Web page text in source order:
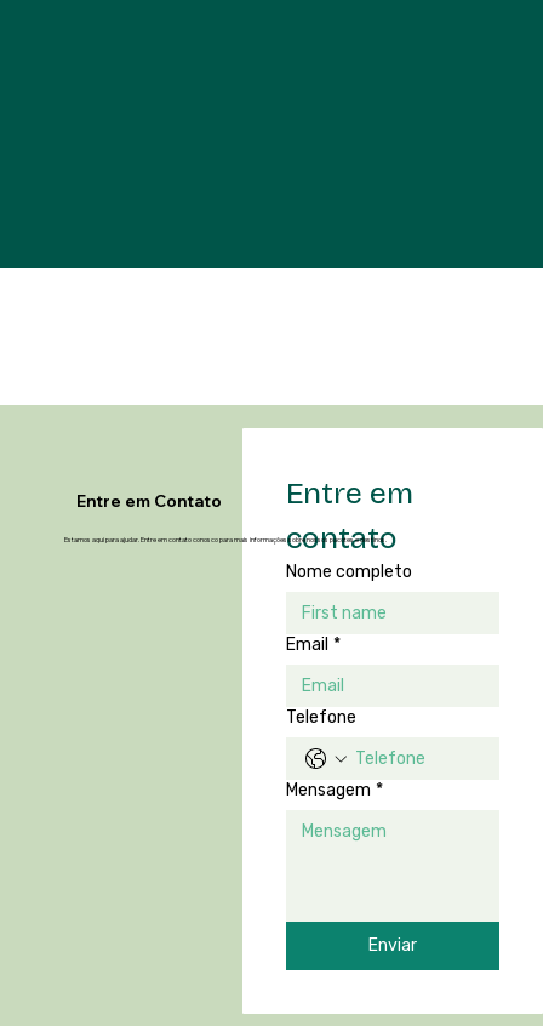
Entre em
contato
Nome completo
Email *
Telefone
Mensagem *
Enviar
Entre em Contato
Estamos aqui para ajudar. Entre em contato conosco para mais informações sobre nossos pacotes e destinos.